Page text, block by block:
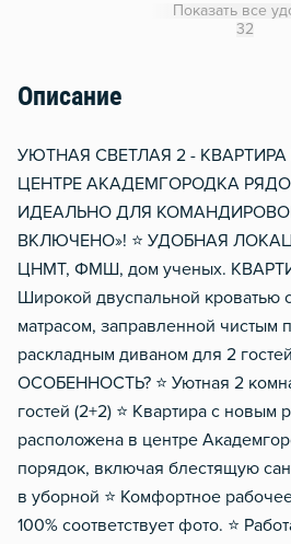
Показать все
32
Описание
УЮТНАЯ СВЕТЛАЯ 2 -
ЦЕНТРЕ АКАДЕМГОРОДКА
ИДЕАЛЬНО ДЛЯ
ВКЛЮЧЕНО»! ⭐️ УДОБНАЯ
ЦНМТ, ФМШ, дом ученых.
Широкой двуспальной кроватью
матрасом, заправленной чистым
раскладным диваном для 2
ОСОБЕННОСТЬ? ⭐️ Уютная 2
гостей (2+2) ⭐️ Квартира с новым
расположена в центре
порядок, включая блестящую
в уборной ⭐️ Комфортное
100% соответствует фото. ⭐️